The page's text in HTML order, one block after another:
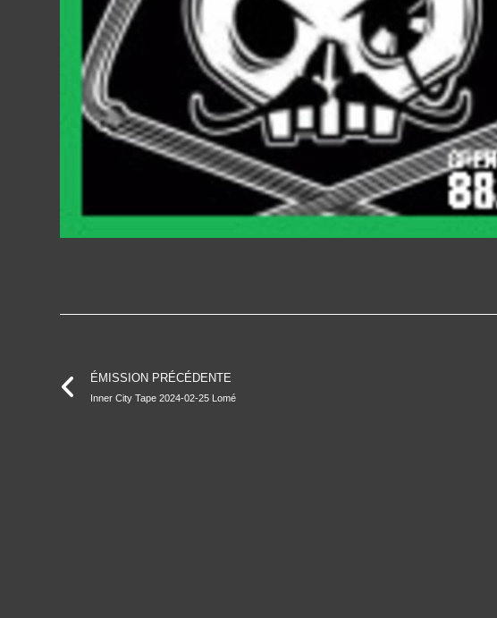
ÉMISSION PRÉCÉDENTE
Inner City Tape 2024-02-25 Lomé